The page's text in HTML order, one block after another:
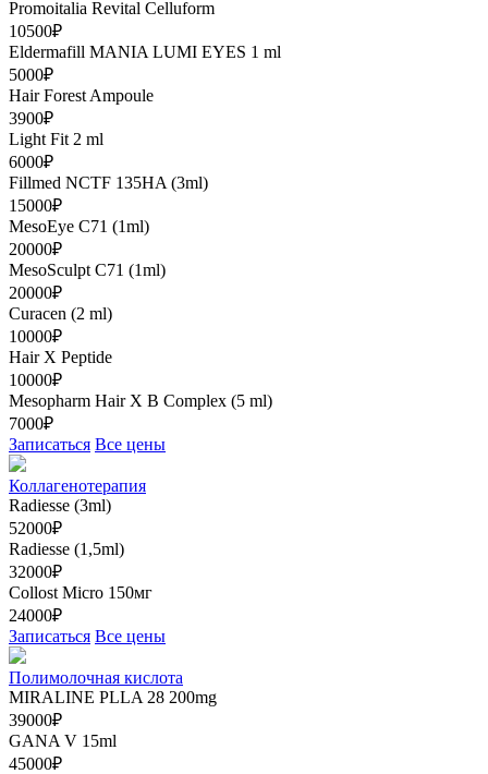
Promoitalia Revital Celluform
10500₽
Eldermafill MANIA LUMI EYES 1 ml
5000₽
Hair Forest Ampoule
3900₽
Light Fit 2 ml
6000₽
Fillmed NCTF 135HA (3ml)
15000₽
MesoEye C71 (1ml)
20000₽
MesoSculpt C71 (1ml)
20000₽
Curacen (2 ml)
10000₽
Hair X Peptide
10000₽
Mesopharm Hair X В Complex (5 ml)
7000₽
Записаться Все цены
Коллагенотерапия
Radiesse (3ml)
52000₽
Radiesse (1,5ml)
32000₽
Collost Micro 150мг
24000₽
Записаться Все цены
Полимолочная кислота
MIRALINE PLLA 28 200mg
39000₽
GANA V 15ml
45000₽